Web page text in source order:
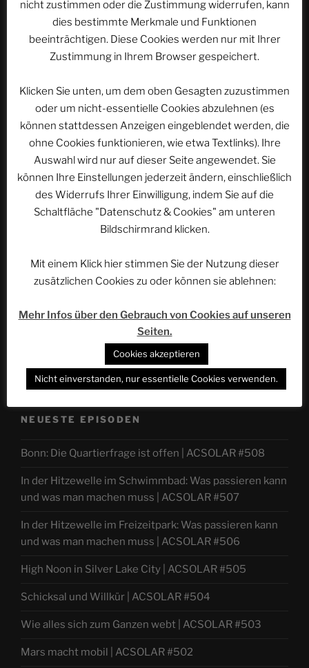
Beitrag
ACSOLAR #212: 45 Jahre EUROPA-PARK – Teil 15:
WEBSEITE DURCHSUCHEN
Suchen
nach:
Werbung
NEUESTE EPISODEN
Bonn: Die Quartierfrage ist offen | ACSOLAR #508
In der Hitzewelle im Schwimmbad: Was passieren kann
und was man machen muss | ACSOLAR #507
In der Hitzewelle im Freizeitpark: Was passieren kann
und was man machen muss | ACSOLAR #506
High Noon in Silver Lake City | ACSOLAR #505
Schicksal und Willkür | ACSOLAR #504
Wie alles sich zum Ganzen webt | ACSOLAR #503
Mars macht mobil | ACSOLAR #502
nicht zustimmen oder die Zustimmung widerrufen, kann
dies bestimmte Merkmale und Funktionen
beeinträchtigen. Diese Cookies werden nur mit Ihrer
Zustimmung in Ihrem Browser gespeichert.
Klicken Sie unten, um dem oben Gesagten zuzustimmen
oder um nicht-essentielle Cookies abzulehnen (es
können stattdessen Anzeigen eingeblendet werden, die
ohne Cookies funktionieren, wie etwa Textlinks). Ihre
Auswahl wird nur auf dieser Seite angewendet. Sie
können Ihre Einstellungen jederzeit ändern, einschließlich
des Widerrufs Ihrer Einwilligung, indem Sie auf die
Schaltfläche "Datenschutz & Cookies" am unteren
Bildschirmrand klicken.
Mit einem Klick hier stimmen Sie der Nutzung dieser
zusätzlichen Cookies zu oder können sie ablehnen:
Mehr Infos über den Gebrauch von Cookies auf unseren
Seiten.
Cookies akzeptieren
Nicht einverstanden, nur essentielle Cookies verwenden.